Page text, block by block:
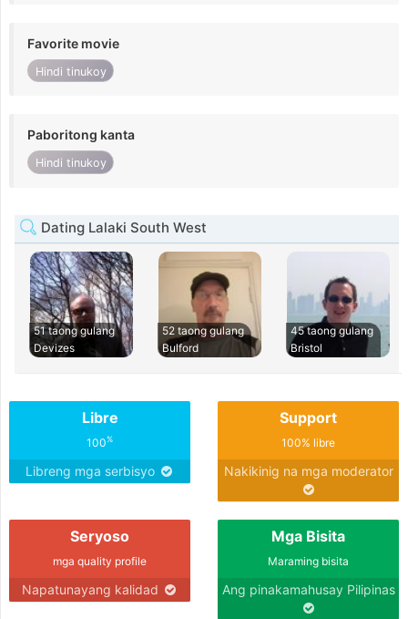
Favorite movie
Hindi tinukoy
Paboritong kanta
Hindi tinukoy
Dating Lalaki South West
51 taong gulang
Devizes
52 taong gulang
Bulford
45 taong gulang
Bristol
Libre
100%
Libreng mga serbisyo
Support
100% libre
Nakikinig na mga moderator
Seryoso
mga quality profile
Napatunayang kalidad
Mga Bisita
Maraming bisita
Ang pinakamahusay Pilipinas